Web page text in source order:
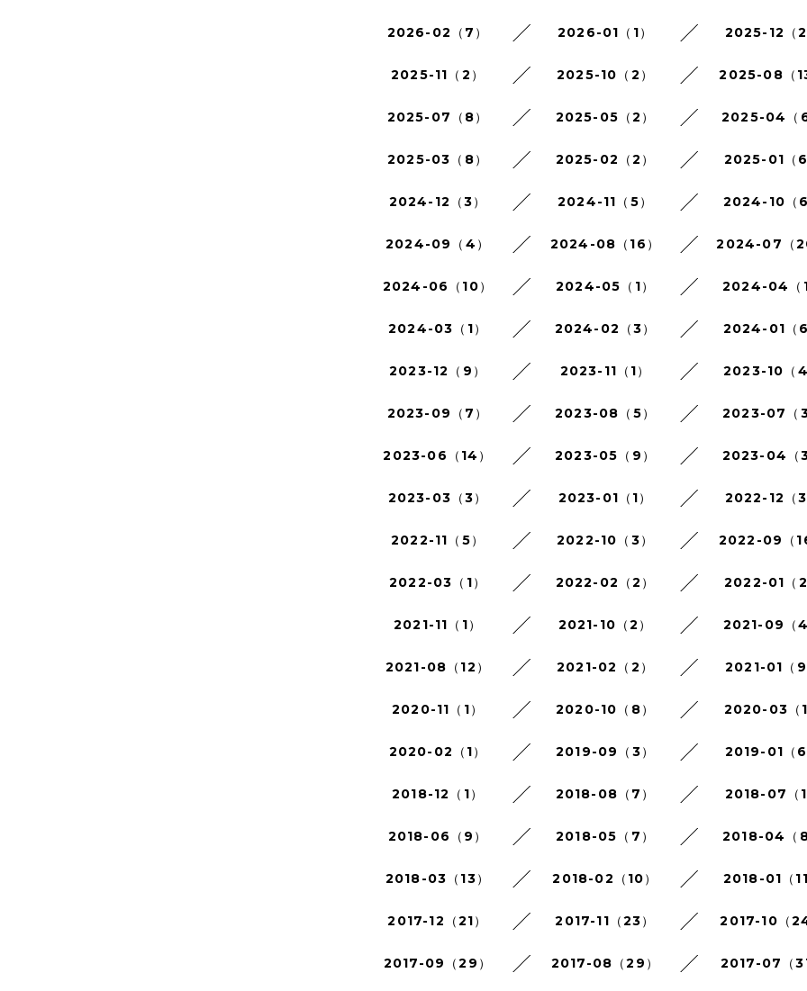
2026-02（7） 2026-01（1） 2025-12（2
2025-11（2） 2025-10（2） 2025-08（13
2025-07（8） 2025-05（2） 2025-04（6
2025-03（8） 2025-02（2） 2025-01（6
2024-12（3） 2024-11（5） 2024-10（6
2024-09（4） 2024-08（16） 2024-07（
2024-06（10） 2024-05（1） 2024-04（1
2024-03（1） 2024-02（3） 2024-01（6
2023-12（9） 2023-11（1） 2023-10（4
2023-09（7） 2023-08（5） 2023-07（3
2023-06（14） 2023-05（9） 2023-04（3
2023-03（3） 2023-01（1） 2022-12（3
2022-11（5） 2022-10（3） 2022-09（16
2022-03（1） 2022-02（2） 2022-01（2
2021-11（1） 2021-10（2） 2021-09（4
2021-08（12） 2021-02（2） 2021-01（9
2020-11（1） 2020-10（8） 2020-03（1
2020-02（1） 2019-09（3） 2019-01（6
2018-12（1） 2018-08（7） 2018-07（1
2018-06（9） 2018-05（7） 2018-04（8
2018-03（13） 2018-02（10） 2018-01（11
2017-12（21） 2017-11（23） 2017-10（24
2017-09（29） 2017-08（29） 2017-07（31